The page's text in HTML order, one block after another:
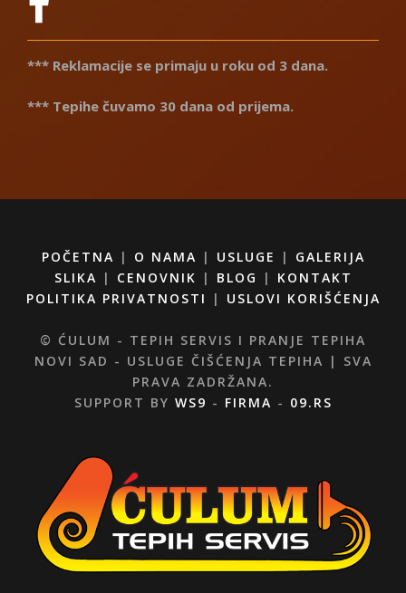
*** Reklamacije se primaju u roku od 3 dana.
*** Tepihe čuvamo 30 dana od prijema.
POČETNA | O NAMA | USLUGE | GALERIJA
SLIKA | CENOVNIK | BLOG | KONTAKT
POLITIKA PRIVATNOSTI
| USLOVI KORIŠĆENJA
© ĆULUM - TEPIH SERVIS I PRANJE TEPIHA
NOVI SAD - USLUGE ČIŠĆENJA TEPIHA | SVA
PRAVA ZADRŽANA.
SUPPORT BY WS9 - FIRMA - 09.RS